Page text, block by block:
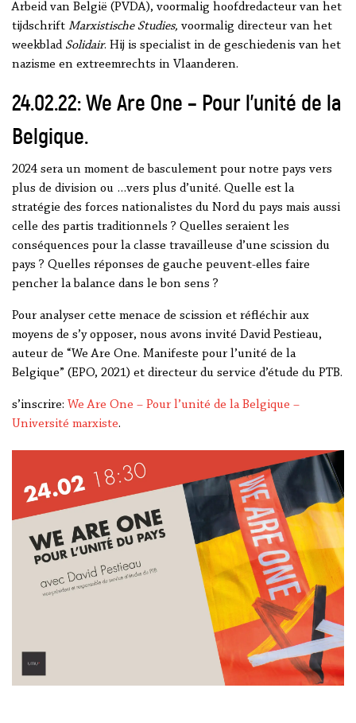
Arbeid van België (PVDA), voormalig hoofdredacteur van het
tijdschrift Marxistische Studies, voormalig directeur van het
weekblad Solidair. Hij is specialist in de geschiedenis van het
nazisme en extreemrechts in Vlaanderen.
24.02.22: We Are One – Pour l’unité de la
Belgique.
2024 sera un moment de basculement pour notre pays vers
plus de division ou …vers plus d’unité. Quelle est la
stratégie des forces nationalistes du Nord du pays mais aussi
celle des partis traditionnels ? Quelles seraient les
conséquences pour la classe travailleuse d’une scission du
pays ? Quelles réponses de gauche peuvent-elles faire
pencher la balance dans le bon sens ?
Pour analyser cette menace de scission et réfléchir aux
moyens de s’y opposer, nous avons invité David Pestieau,
auteur de “We Are One. Manifeste pour l’unité de la
Belgique” (EPO, 2021) et directeur du service d’étude du PTB.
s’inscrire: We Are One – Pour l’unité de la Belgique –
Université marxiste.